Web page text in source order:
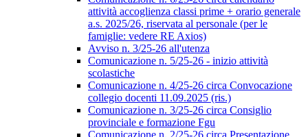
attività accoglienza classi prime + orario generale
a.s. 2025/26, riservata al personale (per le
famiglie: vedere RE Axios)
Avviso n. 3/25-26 all'utenza
Comunicazione n. 5/25-26 - inizio attività
scolastiche
Comunicazione n. 4/25-26 circa Convocazione
collegio docenti 11.09.2025 (ris.)
Comunicazione n. 3/25-26 circa Consiglio
provinciale e formazione Fgu